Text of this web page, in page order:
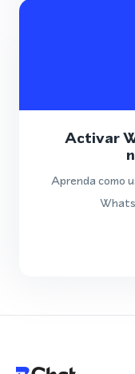
Activar
Aprenda como